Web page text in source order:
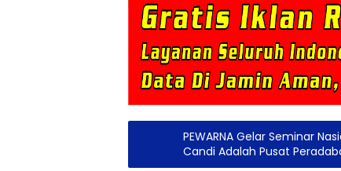
PEWARNA Gelar Seminar
Candi Adalah Pusat